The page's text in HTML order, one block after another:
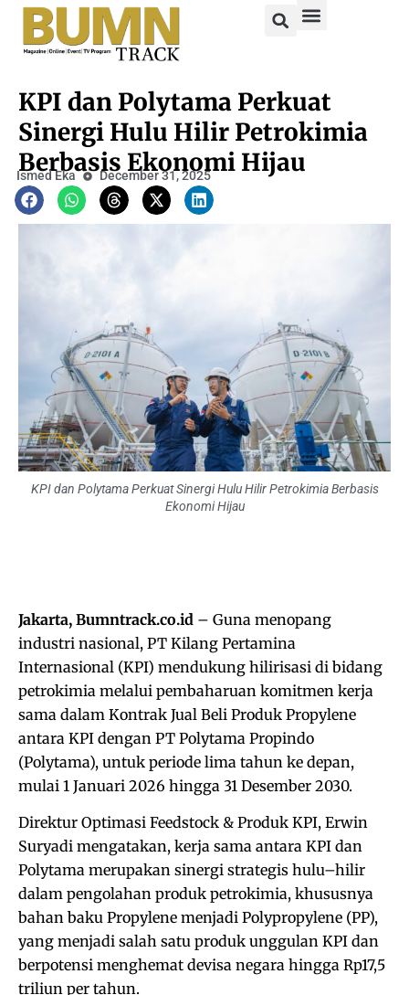
KPI dan Polytama Perkuat
Sinergi Hulu Hilir Petrokimia
Berbasis Ekonomi Hijau
Ismed Eka December 31, 2025
KPI dan Polytama Perkuat Sinergi Hulu Hilir Petrokimia Berbasis
Ekonomi Hijau
Jakarta, Bumntrack.co.id – Guna menopang
industri nasional, PT Kilang Pertamina
Internasional (KPI) mendukung hilirisasi di bidang
petrokimia melalui pembaharuan komitmen kerja
sama dalam Kontrak Jual Beli Produk Propylene
antara KPI dengan PT Polytama Propindo
(Polytama), untuk periode lima tahun ke depan,
mulai 1 Januari 2026 hingga 31 Desember 2030.
Direktur Optimasi Feedstock & Produk KPI, Erwin
Suryadi mengatakan, kerja sama antara KPI dan
Polytama merupakan sinergi strategis hulu–hilir
dalam pengolahan produk petrokimia, khususnya
bahan baku Propylene menjadi Polypropylene (PP),
yang menjadi salah satu produk unggulan KPI dan
berpotensi menghemat devisa negara hingga Rp17,5
triliun per tahun.